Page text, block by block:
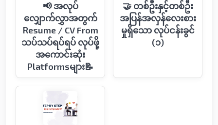
📢 အလုပ်
လျှောက်လွှာအတွက်
Resume / CV From
သပ်သပ်ရပ်ရပ် လုပ်ဖို့
အကောင်းဆုံး
Platformsများ📝
🤝 တစ်ဦးနှင့်တစ်ဦး
အပြန်အလှန်​လေးစား
မှုရှိ​​သော လုပ်ငန်းခွင်
(၁)